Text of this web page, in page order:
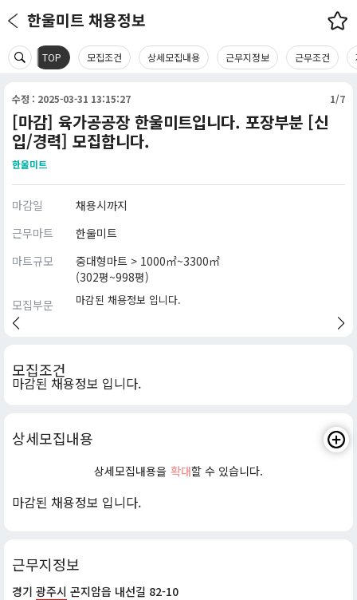
한울미트 채용정보
TOP 모집조건 상세모집내용 근무지정보 근무조건
수정 : 2025-03-31 13:15:27 1/7
[마감] 육가공공장 한울미트입니다. 포장부분 [신
입/경력] 모집합니다.
한울미트
마감일
채용시까지
근무마트
한울미트
마트규모
중대형마트 > 1000㎡~3300㎡
(302평~998평)
모집부문
마감된 채용정보 입니다.
모집조건
마감된 채용정보 입니다.
상세모집내용
상세모집내용을 확대할 수 있습니다.
마감된 채용정보 입니다.
근무지정보
경기 광주시 곤지암읍 내선길 82-10